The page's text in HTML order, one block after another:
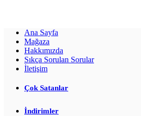
Ana Sayfa
Mağaza
Hakkımızda
Sıkça Sorulan Sorular
İletişim
Çok Satanlar
İndirimler